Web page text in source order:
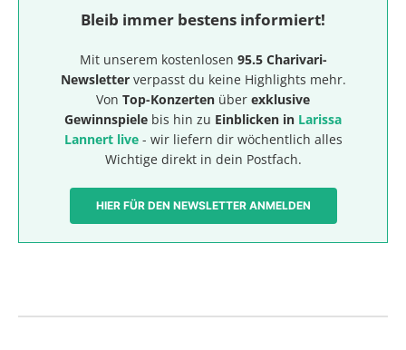
Bleib immer bestens informiert!
Mit unserem kostenlosen 95.5 Charivari-
Newsletterverpasst du keine Highlights mehr.
Von Top-Konzerten über exklusive
Gewinnspiele bis hin zu Einblicken in Larissa
Lannert live- wir liefern dir wöchentlich alles
Wichtige direkt in dein Postfach.
HIER FÜR DEN NEWSLETTER ANMELDEN